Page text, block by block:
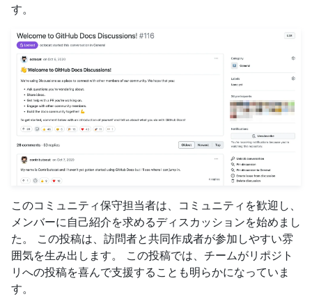
す。
このコミュニティ保守担当者は、コミュニティを歓迎し、
メンバーに自己紹介を求めるディスカッションを始めまし
た。 この投稿は、訪問者と共同作成者が参加しやすい雰
囲気を生み出します。 この投稿では、チームがリポジト
リへの投稿を喜んで支援することも明らかになっていま
す。